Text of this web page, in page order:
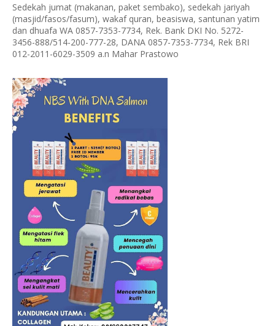
Sedekah jumat (makanan, paket sembako), sedekah jariyah
(masjid/fasos/fasum), wakaf quran, beasiswa, santunan yatim
dan dhuafa WA 0857-7353-7734, Rek. Bank DKI No. 5272-
3456-888/514-200-777-28, DANA 0857-7353-7734, Rek BRI
012-2011-6029-3509 a.n Mahar Prastowo